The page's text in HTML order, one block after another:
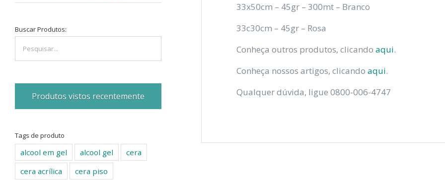
33x50cm – 45gr – 300mt – Branco
33c30cm – 45gr – Rosa
Conheça outros produtos, clicandoaqui.
Conheça nossos artigos, clicandoaqui.
Qualquer dúvida, ligue 0800-006-4747
Buscar Produtos:
Produtos vistos recentemente
Tags de produto
alcool em gel alcool gel
cera
cera acrílica
cera piso